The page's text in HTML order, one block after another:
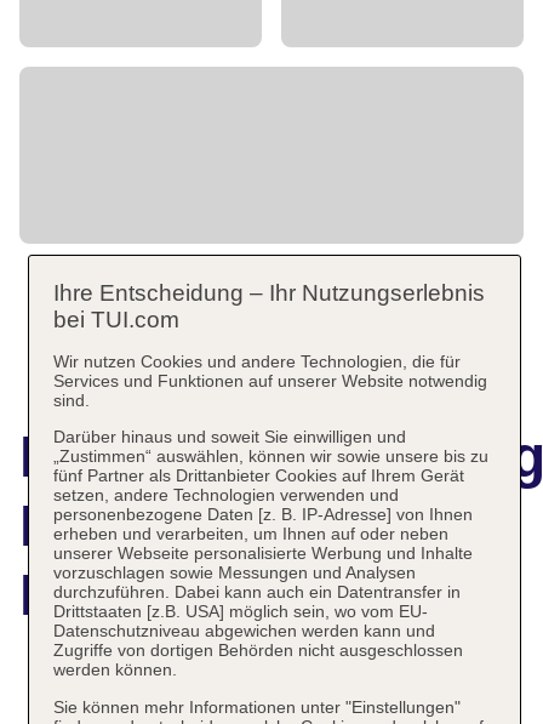
Royal Thalassa
Monastir Hotel
Das bietet Ihre Unterkunft
Ihre Entscheidung – Ihr Nutzungserlebnis
bei TUI.com
Wir nutzen Cookies und andere Technologien, die für
Services und Funktionen auf unserer Website notwendig
sind.
Darüber hinaus und soweit Sie einwilligen und
„Zustimmen“ auswählen, können wir sowie unsere bis zu
fünf Partner als Drittanbieter Cookies auf Ihrem Gerät
setzen, andere Technologien verwenden und
personenbezogene Daten [z. B. IP-Adresse] von Ihnen
erheben und verarbeiten, um Ihnen auf oder neben
unserer Webseite personalisierte Werbung und Inhalte
vorzuschlagen sowie Messungen und Analysen
durchzuführen. Dabei kann auch ein Datentransfer in
Drittstaaten [z.B. USA] möglich sein, wo vom EU-
Datenschutzniveau abgewichen werden kann und
Zugriffe von dortigen Behörden nicht ausgeschlossen
werden können.
Sie können mehr Informationen unter "Einstellungen"